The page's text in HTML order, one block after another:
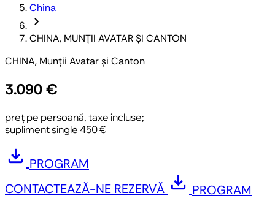
China
chevron_forward
CHINA, MUNȚII AVATAR ȘI CANTON
CHINA, Munții Avatar și Canton
3.090 €
preț pe persoană, taxe incluse;
supliment single 450 €
download PROGRAM
CONTACTEAZĂ-NE REZERVĂ download PROGRAM